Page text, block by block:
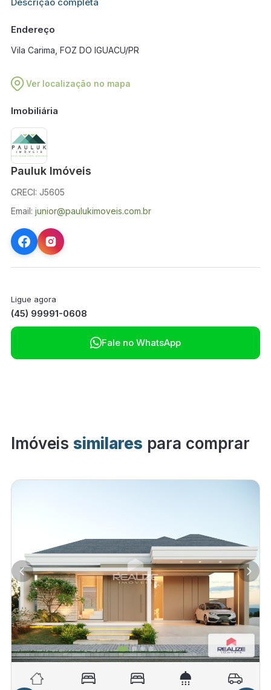
Endereço
Vila Carima, FOZ DO IGUACU/PR
Ver localização no mapa
Imobiliária
Pauluk Imóveis
CRECI: J5605
Email: junior@paulukimoveis.com.br
Ligue agora
(45) 99991-0608
Fale no WhatsApp
Imóveis similares para comprar